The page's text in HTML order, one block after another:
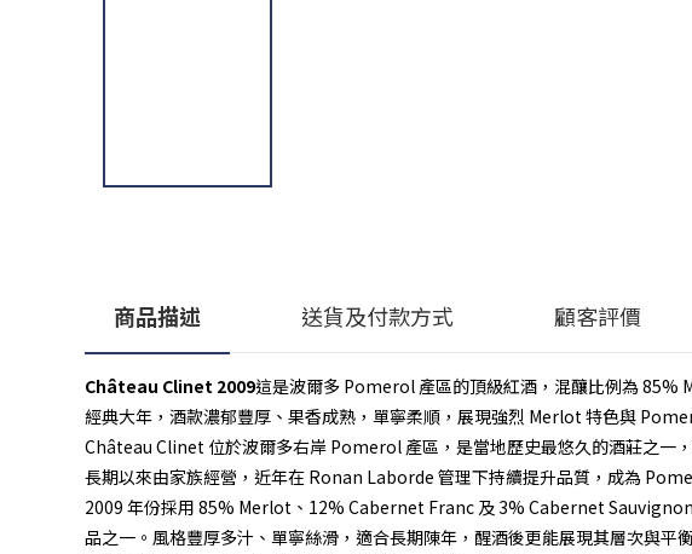
商品描述 送貨及付款方式 顧客評價
Château Clinet 2009這是波爾多 Pomerol 產區的頂級紅酒，混釀比例為
經典大年，酒款濃郁豐厚、果香成熟，單寧柔順，展現強烈 Merlot 特色與
Château Clinet 位於波爾多右岸 Pomerol 產區，是當地歷史最悠久的酒莊之一
長期以來由家族經營，近年在 Ronan Laborde 管理下持續提升品質，成為
2009 年份採用 85% Merlot、12% Cabernet Franc 及 3% Cabernet
品之一。風格豐厚多汁、單寧絲滑，適合長期陳年，醒酒後更能展現其層次與平